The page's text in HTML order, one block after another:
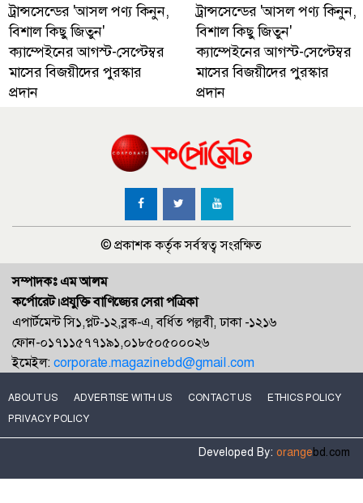
ট্রান্সসেন্ডের 'আসল পণ্য কিনুন,
বিশাল কিছু জিতুন'
ক্যাম্পেইনের আগস্ট-সেপ্টেম্বর
মাসের বিজয়ীদের পুরস্কার
প্রদান
ট্রান্সসেন্ডের 'আসল পণ্য কিনুন,
বিশাল কিছু জিতুন'
ক্যাম্পেইনের আগস্ট-সেপ্টেম্বর
মাসের বিজয়ীদের পুরস্কার
প্রদান
© প্রকাশক কর্তৃক সর্বস্বত্ব সংরক্ষিত
সম্পাদকঃ এম আলম
কর্পোরেট।প্রযুক্তি বাণিজ্যের সেরা পত্রিকা
এপার্টমেন্ট সি১,প্লট-১২,ব্লক-এ, বর্ধিত পল্লবী, ঢাকা -১২১৬
ফোন-০১৭১১৫৭৭১৯১,০১৮৫০৫০০০২৬
ইমেইল:corporate.magazinebd@gmail.com
ABOUT US ADVERTISE WITH US CONTACT US
ETHICS POLICY
PRIVACY POLICY
Developed By: orangebd.com